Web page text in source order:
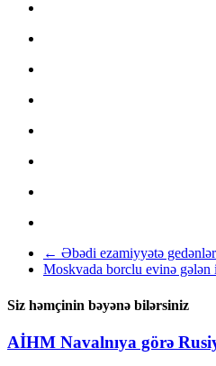
← Əbədi ezamiyyətə
Moskvada borclu evinə gələn
Siz həmçinin bəyənə bilərsiniz
AİHM Navalnıya görə